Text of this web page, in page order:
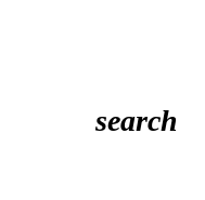
search